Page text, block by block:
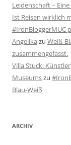
Leidenschaft –
Ist Reisen wirklich
#IronBloggerMUC
Angelika zu Weiß-
zusammengefasst.
Villa Stuck:
Museumszu
Blau-Weiß
ARCHIV